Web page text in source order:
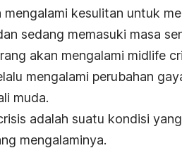
mengalami kesulitan untuk
sedang memasuki masa
akan mengalami midlife
mengalami perubahan
muda.
adalah suatu kondisi
mengalaminya.